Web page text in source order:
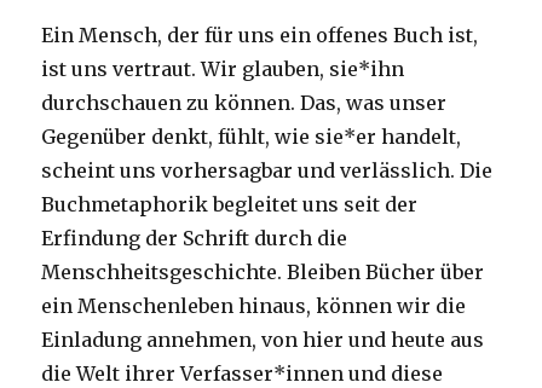
Ein Mensch, der für uns ein offenes Buch ist,
ist uns vertraut. Wir glauben, sie*ihn
durchschauen zu können. Das, was unser
Gegenüber denkt, fühlt, wie sie*er handelt,
scheint uns vorhersagbar und verlässlich. Die
Buchmetaphorik begleitet uns seit der
Erfindung der Schrift durch die
Menschheitsgeschichte. Bleiben Bücher über
ein Menschenleben hinaus, können wir die
Einladung annehmen, von hier und heute aus
die Welt ihrer Verfasser*innen und diese